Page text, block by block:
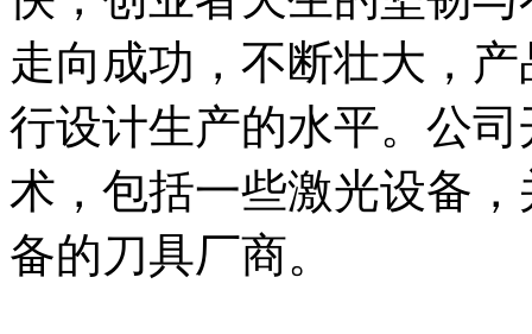
走向成功，不断壮大，
行设计生产的水平。公
术，包括一些激光设备
备的刀具厂商。